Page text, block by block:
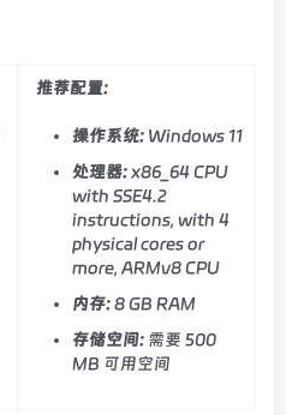
推荐配置:
操作系统: Windows 11
处理器: x86_64 CPU
with SSE4.2
instructions, with 4
physical cores or
more, ARMv8 CPU
内存:8 GB RAM
存储空间: 需要 500
MB 可用空间